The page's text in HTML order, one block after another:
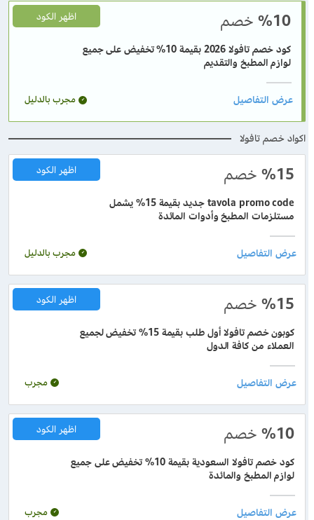
%10 خصم
كود خصم تافولا 2026 بقيمة 10% تخفيض على جميع
لوازم المطبخ والتقديم
اظهر الكود
مجرب بالدليل
اكواد خصم تافولا
%15 خصم
tavola promo code جديد بقيمة 15% يشمل
مستلزمات المطبخ وأدوات المائدة
اظهر الكود
مجرب بالدليل
%15 خصم
كوبون خصم تافولا أول طلب بقيمة 15% تخفيض لجميع
العملاء من كافة الدول
اظهر الكود
مجرب
%10 خصم
كود خصم تافولا السعودية بقيمة 10% تخفيض على جميع
لوازم المطبخ والمائدة
اظهر الكود
مجرب